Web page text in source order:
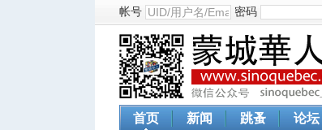
帐号 密码
首页 新闻 跳蚤 论坛